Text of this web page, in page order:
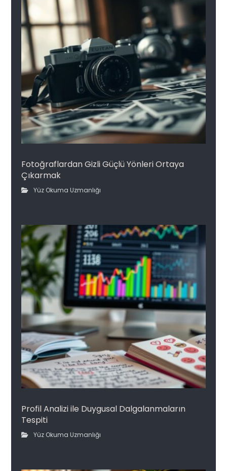
Fotoğraflardan Gizli Güçlü Yönleri Ortaya
Çıkarmak
Yüz Okuma Uzmanlığı
Profil Analizi ile Duygusal Dalgalanmaların
Tespiti
Yüz Okuma Uzmanlığı